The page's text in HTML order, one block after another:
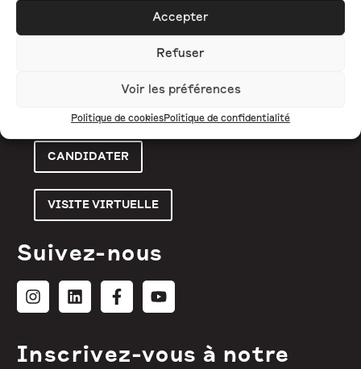
Accepter
Refuser
Voir les préférences
Politique de cookiesPolitique de confidentialité
CANDIDATER
VISITE VIRTUELLE
Suivez-nous
Inscrivez-vous à notre